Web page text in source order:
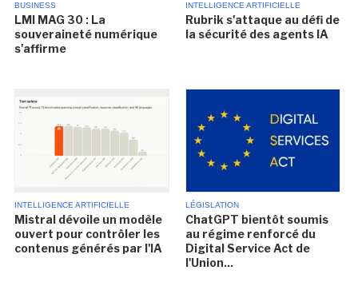
BUSINESS
LMI MAG 30 : La
souveraineté numérique
s'affirme
INTELLIGENCE ARTIFICIELLE
Rubrik s'attaque au défi de
la sécurité des agents IA
INTELLIGENCE ARTIFICIELLE
Mistral dévoile un modèle
ouvert pour contrôler les
contenus générés par l'IA
LÉGISLATION
ChatGPT bientôt soumis
au régime renforcé du
Digital Service Act de
l'Union...